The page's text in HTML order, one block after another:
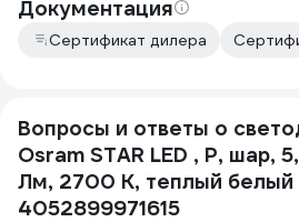
Документация
Сертификат дилера
Вопросы и ответы о
Osram STAR LED , P, шар,
Лм, 2700 К, теплый белый
4052899971615